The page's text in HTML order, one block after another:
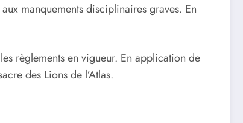
manquements disciplinaires graves. En
règlements en vigueur. En application de
des Lions de l’Atlas.